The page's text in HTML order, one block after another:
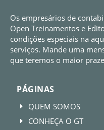
Os empresários de
Open Treinamentos e
condições especiais na
serviços. Mande uma
que teremos o maior
PÁGINAS
E QUEM SOMOS
E CONHEÇA O GT